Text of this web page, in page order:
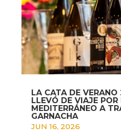
LA CATA DE
LLEVÓ DE VIAJE POR
MEDITERRÁNEO A
GARNACHA
JUN 16, 2026